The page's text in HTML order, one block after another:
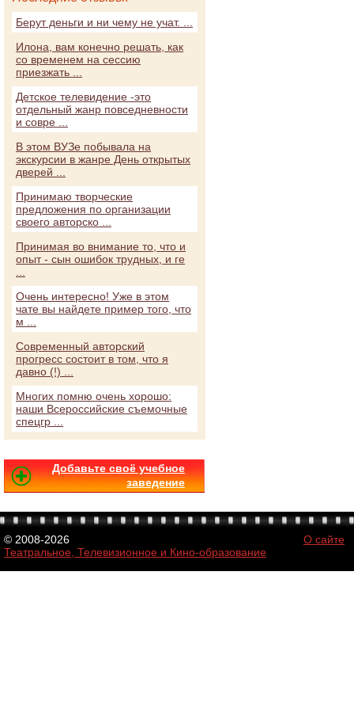
Берут деньги и ни чему не учат. ...
Илона, вам конечно решать, как
со временем на сессию
приезжать ...
Детское телевидение -это
отдельный жанр повседневности
и совре ...
В этом ВУЗе побывала на
экскурсии в жанре День открытых
дверей ...
Принимаю творческие
предложения по организации
своего авторско ...
Принимая во внимание то, что и
опыт - сын ошибок трудных, и ге
Очень интересно! Уже в этом
чате вы найдете пример того, что
м ...
Современный авторский
прогресс состоит в том, что я
давно (!) ...
Многих помню очень хорошо:
наши Всероссийские съемочные
спецгр ...
Добавьте своё учебное
заведение
© 2008-2026
Театральное, Телевизионное и Кино-образование
О сайте